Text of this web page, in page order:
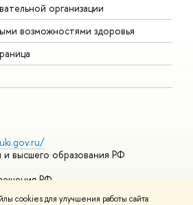
cookies для улучшения работы сайта
организации
возможностями здоровья
высшего образования РФ
РФ